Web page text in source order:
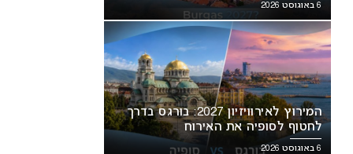
6 באוגוסט 2026
המירוץ לאירוויזיון 2027: בורגס בדרך
לחטוף לסופיה את האירוח
6 באוגוסט 2026